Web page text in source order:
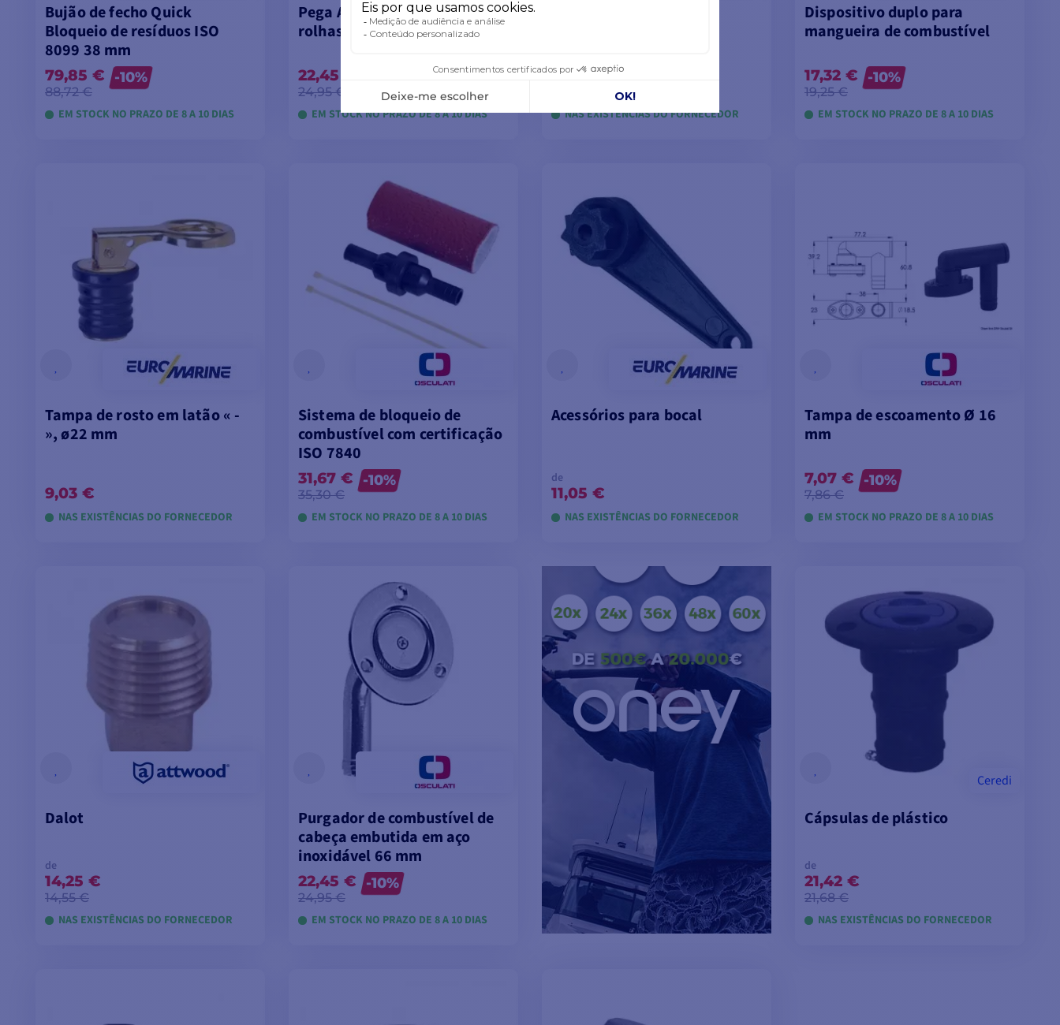
Bujão de fecho Quick
Bloqueio de resíduos ISO
8099 38 mm
79,85 €
88,72 €
-10%
EM STOCK NO PRAZO DE 8 A 10 DIAS
Pega AISI 316 para abrir
rolhas
22,45 €
24,95 €
EM STOCK NO PRAZO DE 8 A 10 DIAS
de
NAS EXISTÊNCIAS DO FORNECEDOR
Dispositivo duplo para
mangueira de combustível
17,32 €
19,25 €
-10%
EM STOCK NO PRAZO DE 8 A 10 DIAS
Tampa de rosto em latão « -
», ø22 mm
9,03 €
NAS EXISTÊNCIAS DO FORNECEDOR
Sistema de bloqueio de
combustível com certificação
ISO 7840
31,67 €
35,30 €
-10%
EM STOCK NO PRAZO DE 8 A 10 DIAS
Acessórios para bocal
de
11,05 €
NAS EXISTÊNCIAS DO FORNECEDOR
VER MODELOS
Tampa de escoamento Ø 16
mm
7,07 €
7,86 €
-10%
EM STOCK NO PRAZO DE 8 A 10 DIAS
Dalot
de
14,25 €
14,55 €
NAS EXISTÊNCIAS DO FORNECEDOR
Purgador de combustível de
cabeça embutida em aço
inoxidável 66 mm
22,45 €
24,95 €
-10%
EM STOCK NO PRAZO DE 8 A 10 DIAS
Ceredi
Cápsulas de plástico
de
21,42 €
21,68 €
NAS EXISTÊNCIAS DO FORNECEDOR